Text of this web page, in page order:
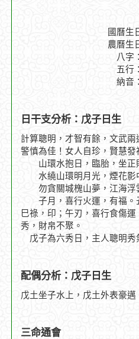
國曆生
農曆生
八字
五行
納音
日干支分析：戊子日生
計算聰明，才智有餘，文武
警慎為佳！女人自珍，賢慧發
山環水抱日，臨胎，坐正
水繞山環明月光，煙花影
勿貪關城槐山夢，江海浮
子月，喜行火運，有福。
巳祿，印；午刃，喜行食傷
秀，財帛不聚。
戊子為六秀日，主人聰明秀
配偶分析：戊子日生
戊土坐子水上，戊土外表豪
三命通會